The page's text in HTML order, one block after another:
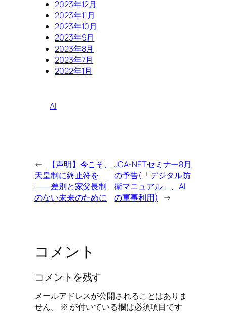
2023年12月
2023年11月
2023年10月
2023年9月
2023年8月
2023年7月
2022年1月
AI
←
【声明】今こそ、
天皇制に終止符を
――差別と家父長制
のない未来のために
JCA-NETセミナー8月
の予告(「デジタル防
衛マニュアル」、AI
の軍事利用)
→
コメント
コメントを残す
メールアドレスが公開されることはありま
せん。
※ が付いている欄は必須項目です